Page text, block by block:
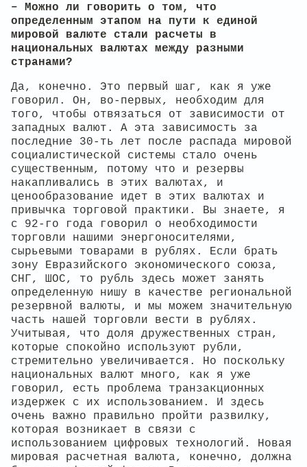
– Можно ли говорить о том, что
определенным этапом на пути к единой
мировой валюте стали расчеты в
национальных валютах между разными
странами?
Да, конечно. Это первый шаг, как я уже
говорил. Он, во-первых, необходим для
того, чтобы отвязаться от зависимости от
западных валют. А эта зависимость за
последние 30-ть лет после распада мировой
социалистической системы стало очень
существенным, потому что и резервы
накапливались в этих валютах, и
ценообразование идет в этих валютах и
привычка торговой практики. Вы знаете, я
с 92-го года говорил о необходимости
торговли нашими энергоносителями,
сырьевыми товарами в рублях. Если брать
зону Евразийского экономического союза,
СНГ, ШОС, то рубль здесь может занять
определенную нишу в качестве региональной
резервной валюты, и мы можем значительную
часть нашей торговли вести в рублях.
Учитывая, что доля дружественных стран,
которые спокойно используют рубли,
стремительно увеличивается. Но поскольку
национальных валют много, как я уже
говорил, есть проблема транзакционных
издержек с их использованием. И здесь
очень важно правильно пройти развилку,
которая возникает в связи с
использованием цифровых технологий. Новая
мировая расчетная валюта, конечно, должна